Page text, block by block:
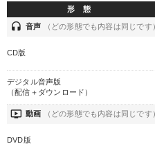
形 態
headset 音声 （どの形態でも内容は同じです
CD版
デジタル音声版
（配信＋ダウンロード）
ondemand_video 動画 （どの形態でも内容は同じです
DVD版